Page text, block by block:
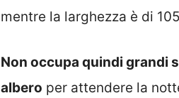
mentre la larghezza è di
Non occupa quindi grandi
albero per attendere la